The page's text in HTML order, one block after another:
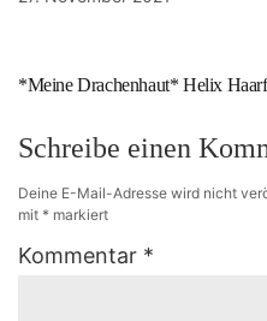
*Meine Drachenhaut* Helix
Schreibe einen
Deine E-Mail-Adresse wird nicht
mit * markiert
Kommentar *